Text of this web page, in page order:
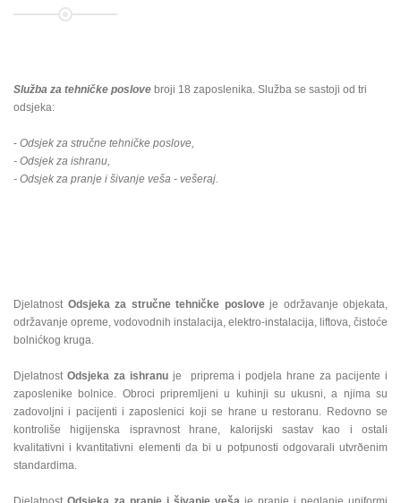
Služba za tehničke poslove broji 18 zaposlenika. Služba se sastoji od tri
odsjeka:
- Odsjek za stručne tehničke poslove,
- Odsjek za ishranu,
- Odsjek za pranje i šivanje veša - vešeraj.
Djelatnost Odsjeka za stručne tehničke posloveje održavanje objekata,
održavanje opreme, vodovodnih instalacija, elektro-instalacija, liftova, čistoće
bolnićkog kruga.
Djelatnost Odsjeka za ishranuje priprema i podjela hrane za pacijente i
zaposlenike bolnice. Obroci pripremljeni u kuhinji su ukusni, a njima su
zadovoljni i pacijenti i zaposlenici koji se hrane u restoranu. Redovno se
kontroliše higijenska ispravnost hrane, kalorijski sastav kao i ostali
kvalitativni i kvantitativni elementi da bi u potpunosti odgovarali utvrðenim
standardima.